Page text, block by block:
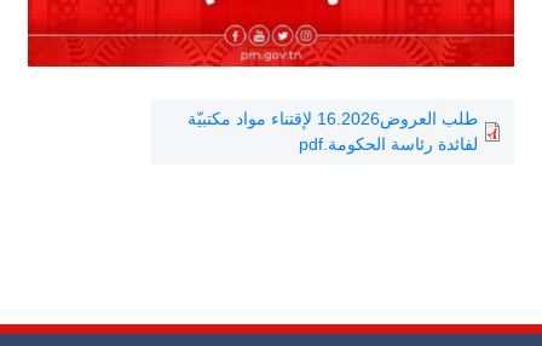
طلب العروض16.2026 لإقتناء مواد مكتبيّة
لفائدة رئاسة الحكومة.pdf